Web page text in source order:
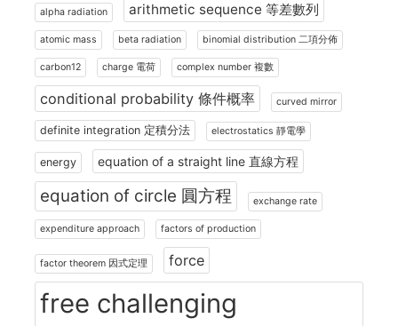
alpha radiation arithmetic sequence 等差數列
atomic mass beta radiation binomial distribution 二項分佈
carbon12 charge 電荷 complex number 複數
conditional probability 條件概率 curved mirror
definite integration 定積分法 electrostatics 靜電學
energy equation of a straight line 直線方程
equation of circle 圓方程 exchange rate
expenditure approach factors of production
factor theorem 因式定理 force
free challenging